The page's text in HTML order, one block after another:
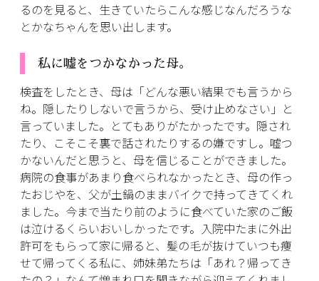
るのを見ると、生きていたらこんな感じなんだろうな
とかなちゃんを思い出します。
私に嘘をつかなかった母。
検査をしたとき、母は「どんな悪い結果でも言うから
ね。隠したりしないで言うから、受け止めなさい」と
言っていました。とてもありがたかったです。隠され
たり、こそこそ裏で話されたりするの嫌ですし。嘘つ
かないんだと思うと、母を信じることができました。
病院の食事があまり食べられなかったとき、母の作っ
たおじやを、父が土鍋のままバイクで持ってきてくれ
ました。今まで当たり前のように食べていた家のご飯
は泣けるくらいおいしかったです。入院中たまに外出
許可をもらって家に帰ると、髪の毛が抜けていつも痩
せて帰ってくる私に、姉妹弟たちは「あれ？帰ってき